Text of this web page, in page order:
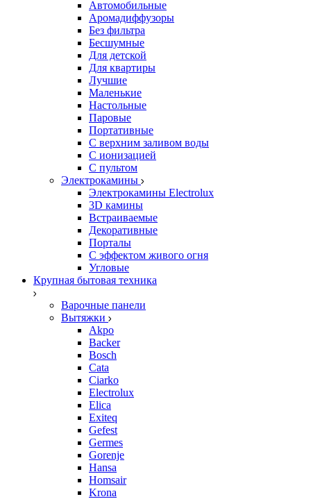
Автомобильные
Аромадиффузоры
Без фильтра
Бесшумные
Для детской
Для квартиры
Лучшие
Маленькие
Настольные
Паровые
Портативные
С верхним заливом воды
С ионизацией
С пультом
Электрокамины
Электрокамины Electrolux
3D камины
Встраиваемые
Декоративные
Порталы
С эффектом живого огня
Угловые
Крупная бытовая техника
Варочные панели
Вытяжки
Akpo
Backer
Bosch
Cata
Ciarko
Electrolux
Elica
Exiteq
Gefest
Germes
Gorenje
Hansa
Homsair
Krona